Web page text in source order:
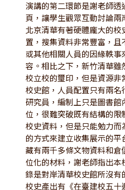
演講的第二環節是謝老師
頁，讓學生觀眾互動討論兩
北京清華有著硬體龐大的
置，搜集資料非常豐富，
或其他相關人員的因緣軼事
容。相比之下，新竹清華雖
校立校的璽印，但是資源非
校史館，人員配置只有兩
研究員，編制上只是圖書館
位，很難突破既有結構的限
校史資料，但是只能勉力
的方式來建立收集展示的
藏有兩千多條文物資料和倉
位化的材料，謝老師指出
錄是對岸清華校史館所沒有
校史產出有《在臺建校五十